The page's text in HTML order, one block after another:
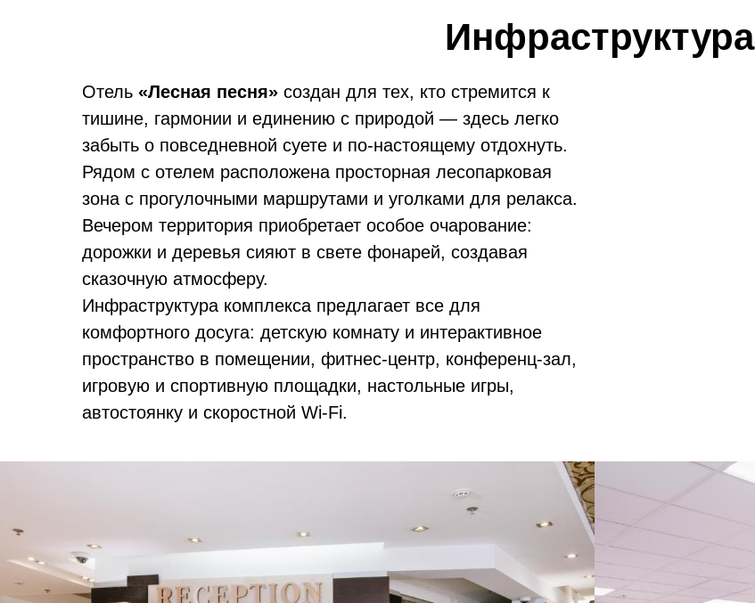
Инфраструктура
Отель «Лесная песня» создан для тех, кто стремится к
тишине, гармонии и единению с природой — здесь легко
забыть о повседневной суете и по-настоящему отдохнуть.
Рядом с отелем расположена просторная лесопарковая
зона с прогулочными маршрутами и уголками для релакса.
Вечером территория приобретает особое очарование:
дорожки и деревья сияют в свете фонарей, создавая
сказочную атмосферу.
Инфраструктура комплекса предлагает все для
комфортного досуга: детскую комнату и интерактивное
пространство в помещении, фитнес-центр, конференц-зал,
игровую и спортивную площадки, настольные игры,
автостоянку и скоростной Wi-Fi.